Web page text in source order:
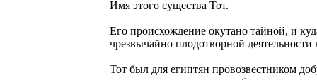
Имя этого существа Тот.
Его происхождение окутано тайной, и
чрезвычайно плодотворной
Тот был для египтян провозвестником